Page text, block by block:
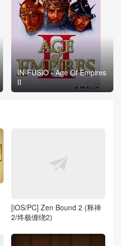
IN-FUSIO - Age Of Empires
II
[iOS/PC] Zen Bound 2 (释禅
2/终极缠绕2)